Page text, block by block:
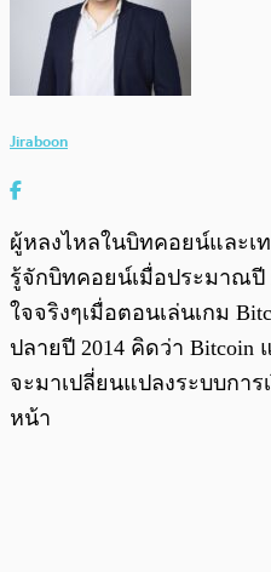
Jiraboon
ผู้หลงไหลในบิทคอยน์และเท
รู้จักบิทคอยน์เมื่อประมาณปี
ใจจริงๆเมื่อตอนเล่นเกม
ปลายปี 2014 คิดว่า Bitcoin
จะมาเปลี่ยนแปลงระบบกา
หน้า